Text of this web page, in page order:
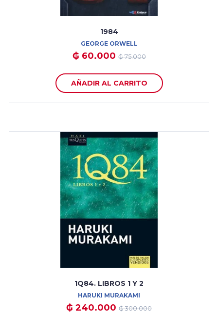
1984
GEORGE ORWELL
₲ 60.000₲ 75.000
AÑADIR AL CARRITO
1Q84. LIBROS 1 Y 2
HARUKI MURAKAMI
₲ 240.000 ₲ 300.000